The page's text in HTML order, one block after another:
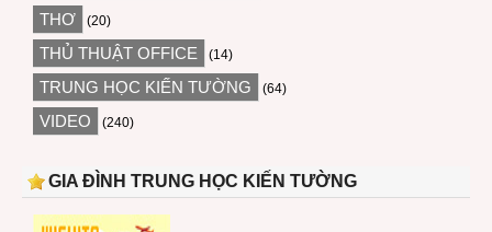
THƠ (20)
THỦ THUẬT OFFICE (14)
TRUNG HỌC KIẾN TƯỜNG (64)
VIDEO (240)
GIA ĐÌNH TRUNG HỌC KIẾN TƯỜNG